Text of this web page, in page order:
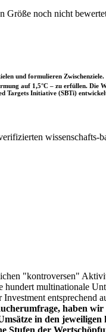
noch nicht
und formulieren
auf 1,5°C – zu erfüllen.
Targets Initiative (SBTi)
wissenschafts-
"kontroversen"
multinationale
entsprechend
haben
in den
der